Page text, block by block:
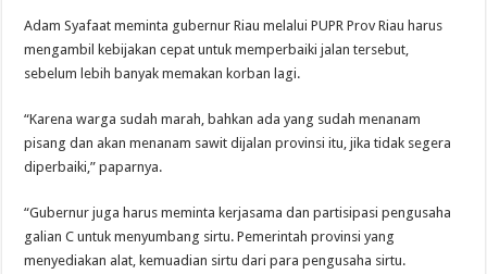
Adam Syafaat meminta gubernur Riau melalui PUPR Prov Riau harus
mengambil kebijakan cepat untuk memperbaiki jalan tersebut,
sebelum lebih banyak memakan korban lagi.
“Karena warga sudah marah, bahkan ada yang sudah menanam
pisang dan akan menanam sawit dijalan provinsi itu, jika tidak segera
diperbaiki,” paparnya.
“Gubernur juga harus meminta kerjasama dan partisipasi pengusaha
galian C untuk menyumbang sirtu. Pemerintah provinsi yang
menyediakan alat, kemuadian sirtu dari para pengusaha sirtu.